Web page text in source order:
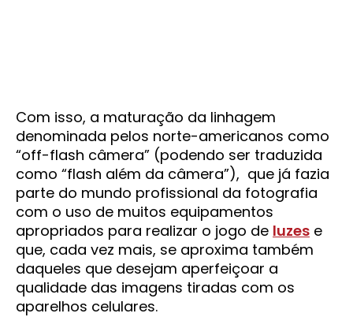
Com isso, a maturação da linhagem
denominada pelos norte-americanos como
“off-flash câmera” (podendo ser traduzida
como “flash além da câmera”), que já fazia
parte do mundo profissional da fotografia
com o uso de muitos equipamentos
apropriados para realizar o jogo de luzes e
que, cada vez mais, se aproxima também
daqueles que desejam aperfeiçoar a
qualidade das imagens tiradas com os
aparelhos celulares.